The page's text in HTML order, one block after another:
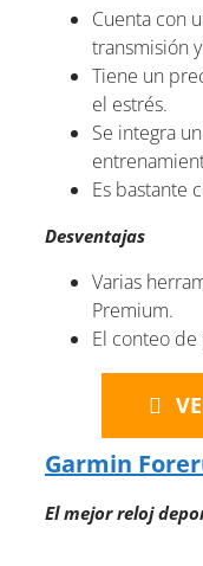
Cuenta con
transmisión
Tiene un
el estrés.
Se integra un
Es bastante
Desventajas
Varias
Premium.
El conteo
Garmin
El mejor reloj